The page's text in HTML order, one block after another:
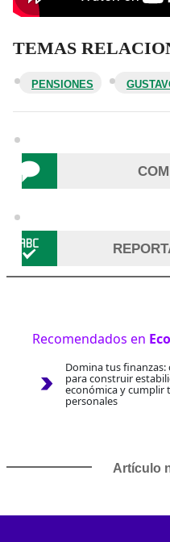
TEMAS
PENSIONES
Recomendados en
Domina tus finanzas:
para construir
económica y cumplir
personales
Artículo